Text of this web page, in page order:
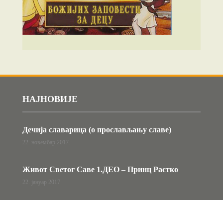
НАЈНОВИЈЕ
Дечија славарица (о прослављању славе)
22. новембар 2017.
Живот Светог Саве 1.ДЕО – Принц Растко
22. јануар 2017.